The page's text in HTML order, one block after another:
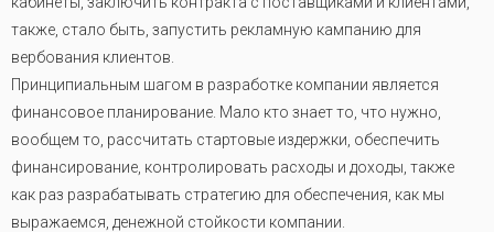
также, стало быть, запустить рекламную кампанию для
вербования клиентов.
Принципиальным шагом в разработке компании является
финансовое планирование. Мало кто знает то, что нужно,
вообщем то, рассчитать стартовые издержки, обеспечить
финансирование, контролировать расходы и доходы, также
как раз разрабатывать стратегию для обеспечения, как мы
выражаемся, денежной стойкости компании.